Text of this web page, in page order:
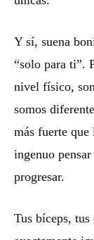
Y sí, suena
“solo para ti”.
nivel físico,
somos
más fuerte que
ingenuo
progresar.
Tus bíceps,